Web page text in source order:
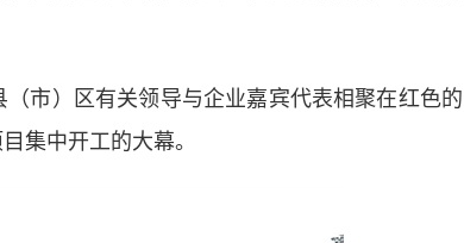
）区有关领导与企业嘉宾代表相聚在红色的
集中开工的大幕。